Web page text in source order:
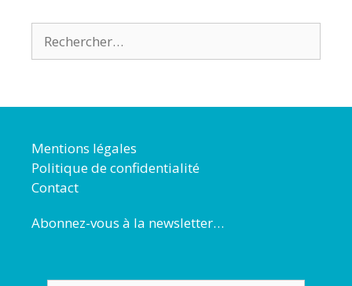
Mentions légales
Politique de confidentialité
Contact
Abonnez-vous à la newsletter…